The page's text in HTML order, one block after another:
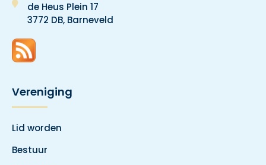
de Heus Plein 17
3772 DB, Barneveld
Vereniging
Lid worden
Bestuur